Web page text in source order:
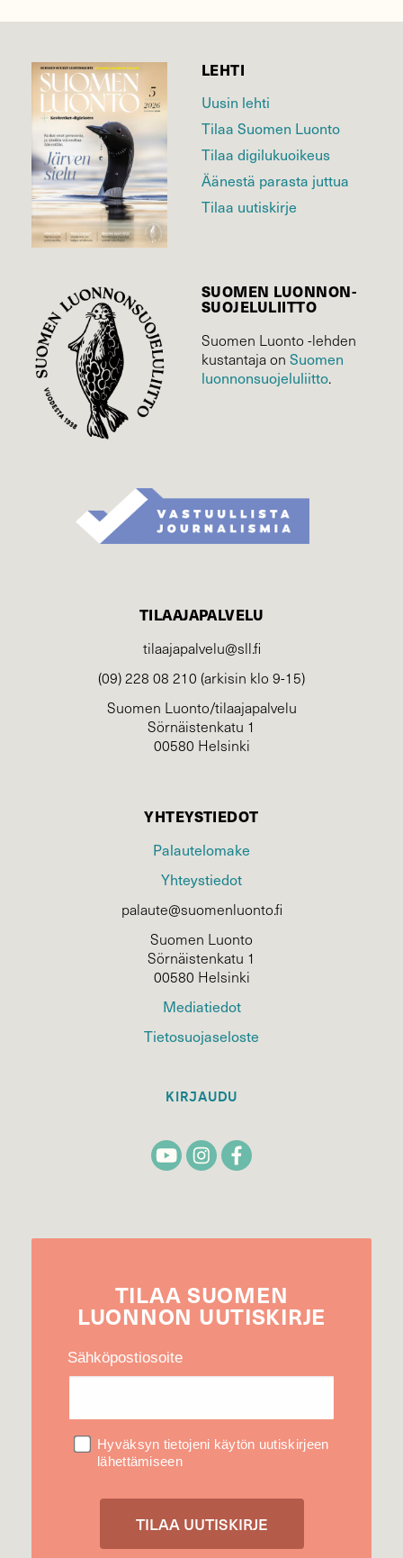
LEHTI
Uusin lehti
Tilaa Suomen Luonto
Tilaa digilukuoikeus
Äänestä parasta juttua
Tilaa uutiskirje
SUOMEN LUONNON­
SUOJELU­LIITTO
Suomen Luonto -lehden
kustantaja on Suomen
luonnonsuojelu­liitto.
TILAAJAPALVELU
tilaajapalvelu@sll.fi
(09) 228 08 210 (arkisin klo 9-15)
Suomen Luonto/tilaajapalvelu
Sörnäistenkatu 1
00580 Helsinki
YHTEYSTIEDOT
Palautelomake
Yhteystiedot
palaute@suomenluonto.fi
Suomen Luonto
Sörnäistenkatu 1
00580 Helsinki
Mediatiedot
Tietosuojaseloste
KIRJAUDU
TILAA SUOMEN
LUONNON UUTIS­KIRJE
Sähköpostiosoite
Hyväksyn tietojeni käytön uutiskirjeen
lähettämiseen